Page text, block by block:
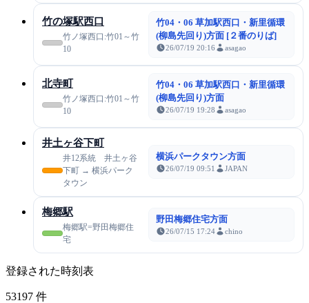
竹の塚駅西口
竹ノ塚西口:竹01～竹
10
竹04・06 草加駅西口・新里循環
(柳島先回り)方面 [２番のりば]
26/07/19 20:16 asagao
北寺町
竹ノ塚西口:竹01～竹
10
竹04・06 草加駅西口・新里循環
(柳島先回り)方面
26/07/19 19:28 asagao
井土ヶ谷下町
井12系統 井土ヶ谷
下町 → 横浜パーク
タウン
横浜パークタウン方面
26/07/19 09:51 JAPAN
梅郷駅
梅郷駅=野田梅郷住
宅
野田梅郷住宅方面
26/07/15 17:24 chino
登録された時刻表
53197 件